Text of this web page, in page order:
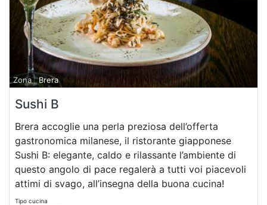
Zona Brera
Sushi B
Brera accoglie una perla preziosa dell’offerta
gastronomica milanese, il ristorante giapponese
Sushi B: elegante, caldo e rilassante l’ambiente di
questo angolo di pace regalerà a tutti voi piacevoli
attimi di svago, all’insegna della buona cucina!
Tipo cucina